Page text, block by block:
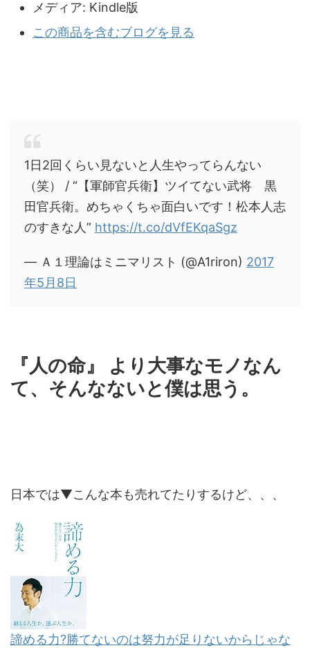
メディア: Kindle版
この商品を含むブログを見る
1日2回くらい見ないと人生やってらんない
（笑） / “【軍師官兵衛】ツイてない武将 黒
田官兵衛。めちゃくちゃ面白いです！松本人志
のすきな人” https://t.co/dVfEKqaSgz
— Ａ１理論はミニマリスト (@A1riron) 2017
年5月8日
『人の命』 より大事なモノなん
て、そんなないと僕は思う。
日本では▼こんな本も売れてたりするけど、、、
諦める力?勝てないのは努力が足りないからじゃな